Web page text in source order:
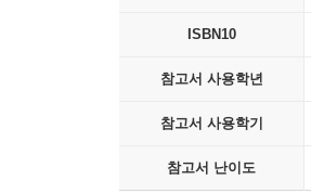
ISBN10
참고서 사용학년
참고서 사용학기
참고서 난이도